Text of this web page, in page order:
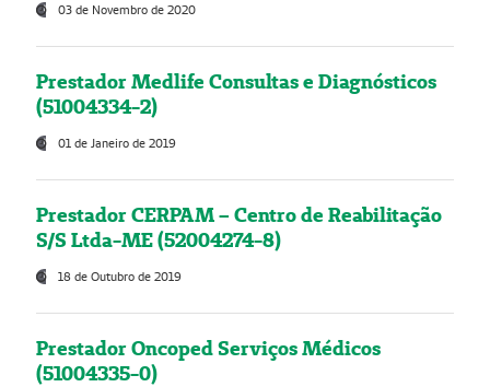
03 de Novembro de 2020
Prestador Medlife Consultas e Diagnósticos
(51004334-2)
01 de Janeiro de 2019
Prestador CERPAM – Centro de Reabilitação
S/S Ltda-ME (52004274-8)
18 de Outubro de 2019
Prestador Oncoped Serviços Médicos
(51004335-0)